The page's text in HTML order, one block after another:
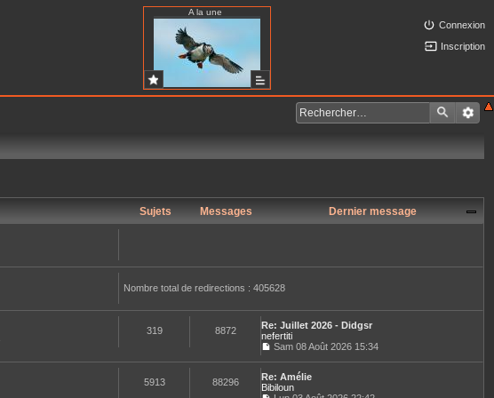
A la une
Connexion
Inscription
Sujets Messages Dernier message
Nombre total de redirections : 405628
319 8872
Re: Juillet 2026 - Didgsr
nefertiti
o
n
s
Sam 08 Août 2026 15:34
5913 88296
Re: Amélie
Bibiloun